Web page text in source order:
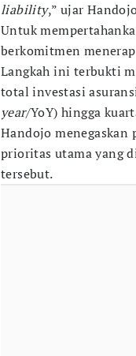
liability,” ujar
Untuk
berkomitmen
Langkah ini terbukti
total investasi
year/YoY) hingga
Handojo menegaskan
prioritas utama yang
tersebut.